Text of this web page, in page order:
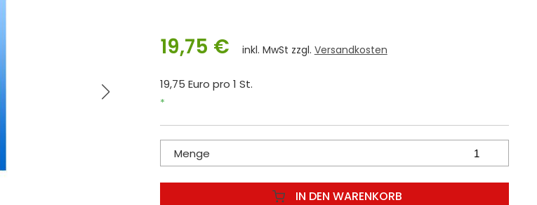
19,75 € inkl. MwSt zzgl. Versandkosten
19,75 Euro pro 1 St.
*
Menge
IN DEN WARENKORB